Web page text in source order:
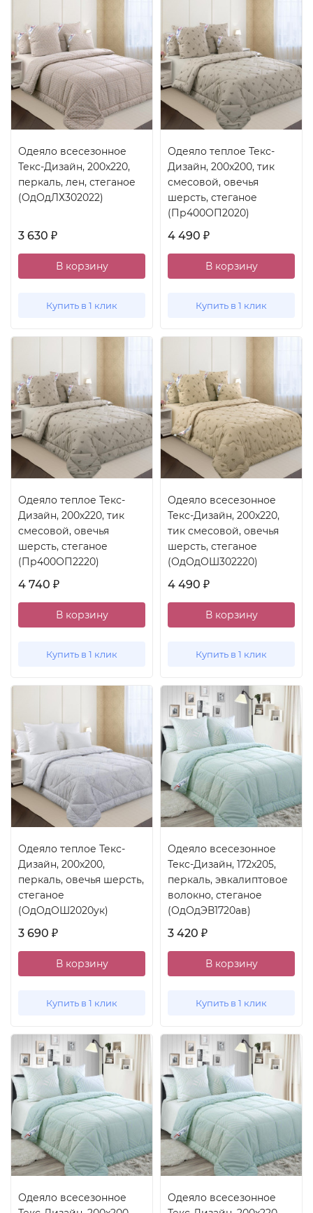
Одеяло всесезонное
Текс-Дизайн, 200x220,
перкаль, лен, стеганое
(ОдОдЛХ302022)
3 630 ₽
В корзину
Купить в 1 клик
Одеяло теплое Текс-
Дизайн, 200x200, тик
смесовой, овечья
шерсть, стеганое
(Пр400ОП2020)
4 490 ₽
В корзину
Купить в 1 клик
Одеяло теплое Текс-
Дизайн, 200x220, тик
смесовой, овечья
шерсть, стеганое
(Пр400ОП2220)
4 740 ₽
В корзину
Купить в 1 клик
Одеяло всесезонное
Текс-Дизайн, 200x220,
тик смесовой, овечья
шерсть, стеганое
(ОдОдОШ302220)
4 490 ₽
В корзину
Купить в 1 клик
Одеяло теплое Текс-
Дизайн, 200x200,
перкаль, овечья шерсть,
стеганое
(ОдОдОШ2020ук)
3 690 ₽
В корзину
Купить в 1 клик
Одеяло всесезонное
Текс-Дизайн, 172x205,
перкаль, эвкалиптовое
волокно, стеганое
(ОдОдЭВ1720ав)
3 420 ₽
В корзину
Купить в 1 клик
Одеяло всесезонное
Одеяло всесезонное